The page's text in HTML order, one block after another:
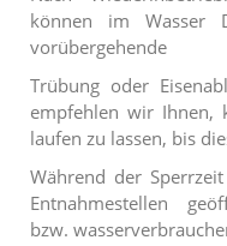
können im Wasser
vorübergehende
Trübung oder
empfehlen wir Ihnen,
laufen zu lassen, bis
Während der
Entnahmestellen
bzw.